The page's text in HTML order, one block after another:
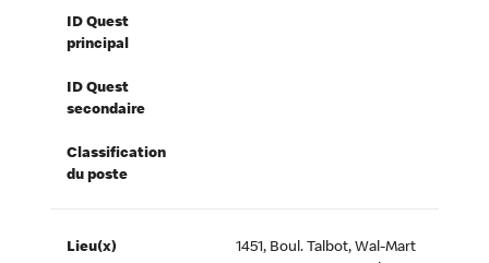
ID Quest
principal
ID Quest
secondaire
Classification
du poste
Lieu(x)
1451, Boul. Talbot, Wal-Mart